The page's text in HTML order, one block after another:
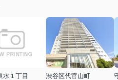
水１丁目
渋谷区代官山町